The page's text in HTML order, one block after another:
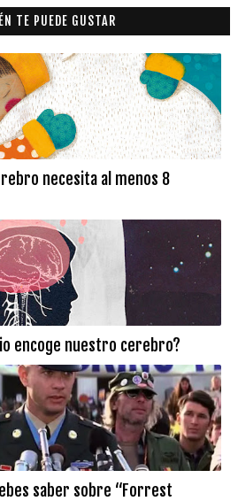
TE PUEDE GUSTAR
necesita al menos 8
encoge nuestro cerebro?
saber sobre “Forrest